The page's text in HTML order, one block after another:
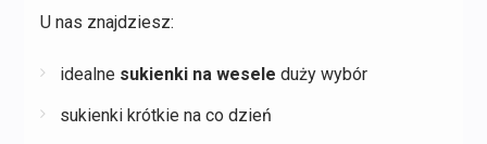
U nas znajdziesz:
idealne sukienki na wesele duży wybór
sukienki krótkie na co dzień